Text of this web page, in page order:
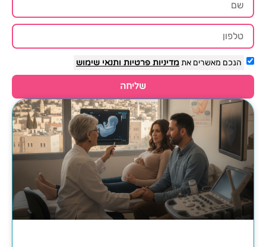
הנכם מאשרים אתמדיניות פרטיות ותנאי שימוש
שליחה